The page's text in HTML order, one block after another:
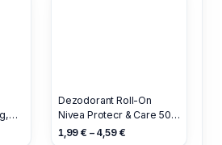
Dezodorant Roll-On
Nivea Protecr & Care 50
ml
1,99 € – 4,59 €